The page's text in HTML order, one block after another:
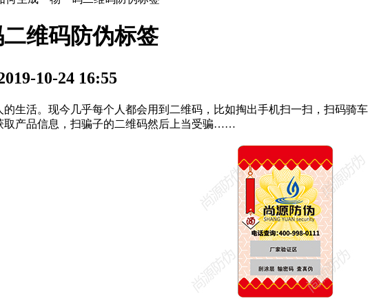
维码防伪标签
10-24 16:55
生活。现今几乎每个人都会用到二维码，比如掏出手机扫一扫，扫码
取产品信息，扫骗子的二维码然后上当受骗……